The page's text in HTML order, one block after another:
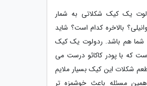
یک کیک شکلاتی به شمار
بالاخره کدام است؟ شاید
شما هم باشد. ردولوت یک کیک
که با پودر کاکائو درست می
شکلات این کیک بسیار ملایم
مسئله باعث خوشمزه تر